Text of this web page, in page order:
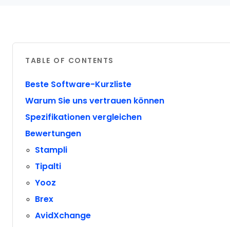
TABLE OF CONTENTS
Beste Software-Kurzliste
Warum Sie uns vertrauen können
Spezifikationen vergleichen
Bewertungen
Stampli
Tipalti
Yooz
Brex
AvidXchange